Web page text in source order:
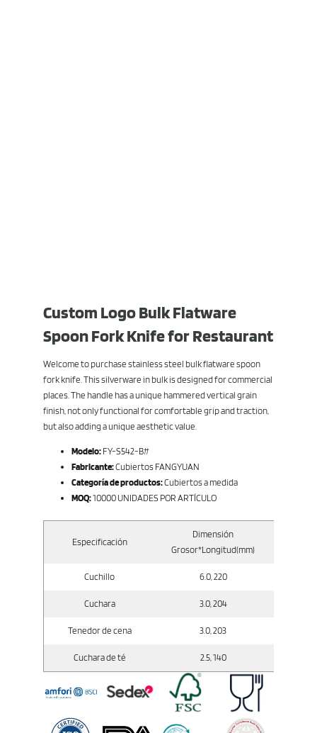
Custom Logo Bulk Flatware
Spoon Fork Knife for Restaurant
Welcome to purchase stainless steel bulk flatware spoon
fork knife. This silverware in bulk is designed for commercial
places. The handle has a unique hammered vertical grain
finish, not only functional for comfortable grip and traction,
but also adding a unique aesthetic value.
Modelo:FY-S542-B#
Fabricante:Cubiertos FANGYUAN
Categoría de productos:Cubiertos a medida
MOQ:10000 UNIDADES POR ARTÍCULO
Especificación
Dimensión
Grosor*Longitud(mm)
Cuchillo 6.0, 220
Cuchara 3.0, 204
Tenedor de cena 3.0, 203
Cuchara de té 2.5, 140